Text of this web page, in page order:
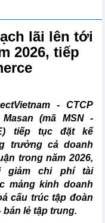
lãi lên tới
2026, tiếp
- CTCP
(mã MSN -
tiếp tục đặt kế
trưởng cả doanh
trong năm 2026,
giảm chi phí tài
mảng kinh doanh
cấu trúc tập đoàn
lẻ tập trung.